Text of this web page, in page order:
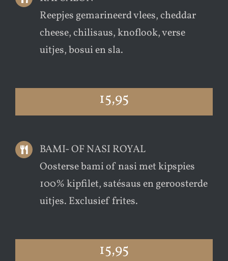
Reepjes gemarineerd vlees, cheddar
cheese, chilisaus, knoflook, verse
uitjes, bosui en sla.
15,95
BAMI- OF NASI ROYAL
Oosterse bami of nasi met kipspies
100% kipfilet, satésaus en geroosterde
uitjes. Exclusief frites.
15,95